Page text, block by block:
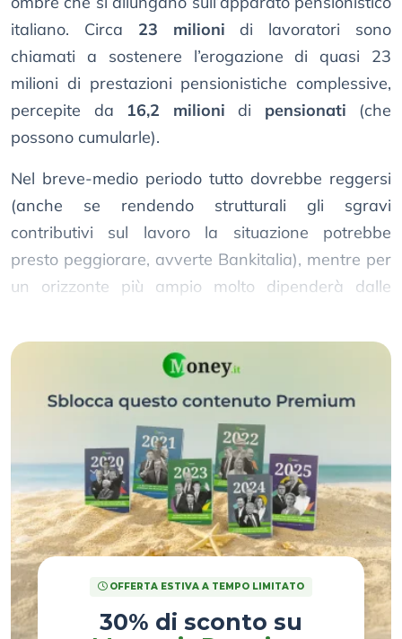
italiano. Circa 23 milioni di lavoratori sono
chiamati a sostenere l’erogazione di quasi 23
milioni di prestazioni pensionistiche complessive,
percepite da 16,2 milioni di pensionati (che
possono cumularle).
Nel breve-medio periodo tutto dovrebbe reggersi
(anche se rendendo strutturali gli sgravi
contributivi sul lavoro la situazione potrebbe
presto peggiorare, avverte Bankitalia), mentre per
un orizzonte più ampio molto dipenderà dalle
OFFERTA ESTIVA A TEMPO LIMITATO
30% di sconto su